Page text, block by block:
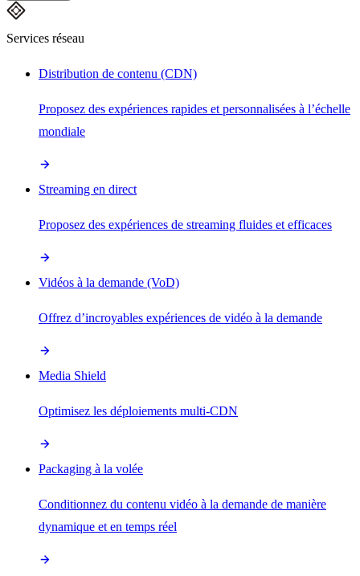
Services réseau
Distribution de contenu (CDN)
Proposez des expériences rapides et personnalisées à l’échelle
mondiale
Streaming en direct
Proposez des expériences de streaming fluides et efficaces
Vidéos à la demande (VoD)
Offrez d’incroyables expériences de vidéo à la demande
Media Shield
Optimisez les déploiements multi-CDN
Packaging à la volée
Conditionnez du contenu vidéo à la demande de manière
dynamique et en temps réel